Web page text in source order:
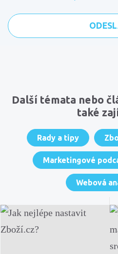
Další témata nebo
také
Rady a tipy
Marketingové
Webová